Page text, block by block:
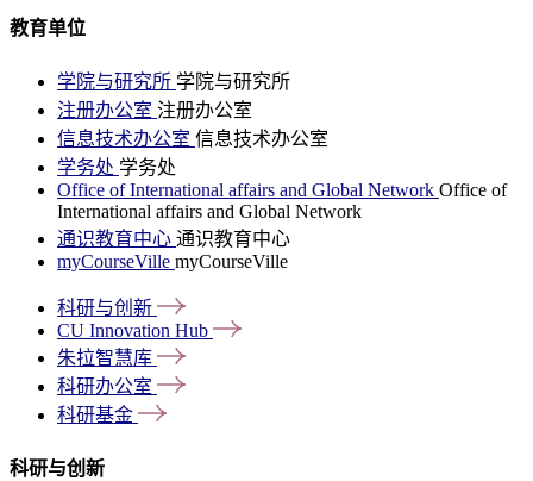
教育单位
学院与研究所 学院与研究所
注册办公室 注册办公室
信息技术办公室 信息技术办公室
学务处 学务处
Office of International affairs and Global Network Office of
International affairs and Global Network
通识教育中心 通识教育中心
myCourseVille myCourseVille
科研与创新
CU Innovation Hub
朱拉智慧库
科研办公室
科研基金
科研与创新